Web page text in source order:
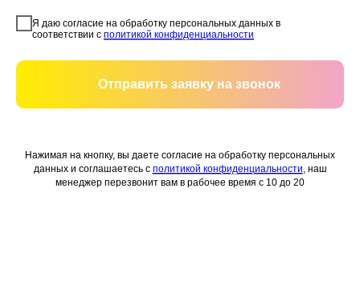
Я даю согласие на обработку персональных данных в
соответствии с политикой конфиденциальности
Отправить заявку на звонок
Нажимая на кнопку, вы даете согласие на обработку персональных
данных и соглашаетесь c политикой конфиденциальности , наш
менеджер перезвонит вам в рабочее время с 10 до 20